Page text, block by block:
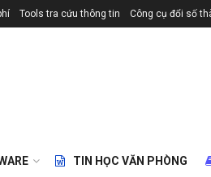
Tools tra cứu thông tin Công cụ đổi số
TIN HỌC VĂN PHÒNG